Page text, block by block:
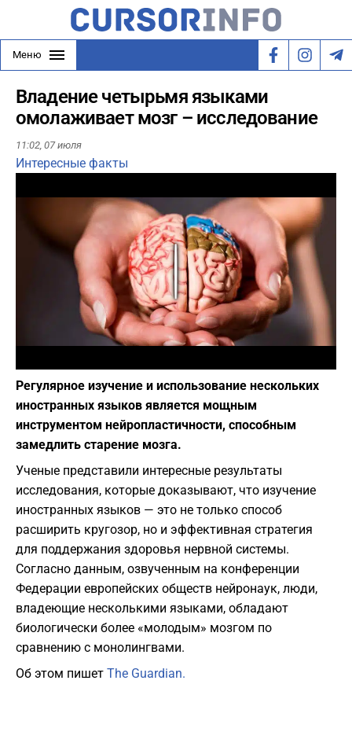
Меню
Владение четырьмя языками
омолаживает мозг – исследование
11:02, 07 июля
Интересные факты
Play
Регулярное изучение и использование нескольких
иностранных языков является мощным
инструментом нейропластичности, способным
замедлить старение мозга.
Ученые представили интересные результаты
исследования, которые доказывают, что изучение
иностранных языков — это не только способ
расширить кругозор, но и эффективная стратегия
для поддержания здоровья нервной системы.
Согласно данным, озвученным на конференции
Федерации европейских обществ нейронаук, люди,
владеющие несколькими языками, обладают
биологически более «молодым» мозгом по
сравнению с монолингвами.
Об этом пишет The Guardian.